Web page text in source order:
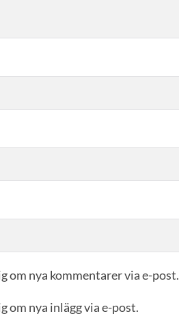
om nya kommentarer via e-post.
om nya inlägg via e-post.